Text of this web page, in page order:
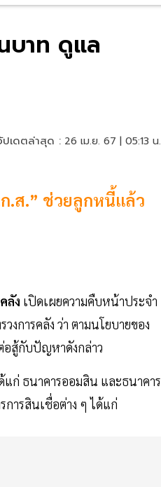
บาท ดูแล
ปเดตล่าสุด : 26 เม.ย. 67 | 05:13 น.
.ส.” ช่วยลูกหนี้แล้ว
ลัง เปิดเผยความคืบหน้าประจำ
การคลัง ว่า ตามนโยบายของ
อสู้กับปัญหาดังกล่าว
แก่ ธนาคารออมสิน และธนาคาร
ารสินเชื่อต่าง ๆ ได้แก่